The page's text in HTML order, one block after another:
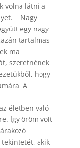
volna látni a
Nagy
egy nagy
tartalmas
ma
szeretnének
hogy
A
életben való
Így öröm volt
akik